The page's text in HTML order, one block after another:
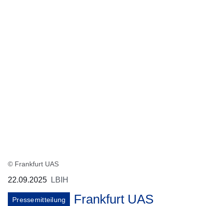
© Frankfurt UAS
22.09.2025 LBIH
Pressemitteilung
Frankfurt UAS